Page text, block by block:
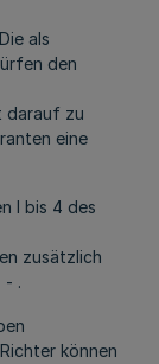
als
den
darauf zu
eine
l bis 4 des
zusätzlich
- .
können